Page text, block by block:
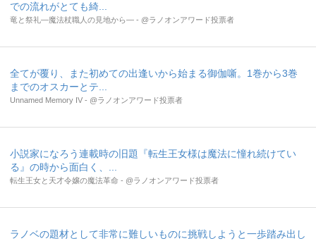
での流れがとても綺...
竜と祭礼―魔法杖職人の見地から― - @ラノオンアワード投票者
全てが覆り、また初めての出逢いから始まる御伽噺。1巻から3巻
までのオスカーとテ...
Unnamed Memory IV - @ラノオンアワード投票者
小説家になろう連載時の旧題『転生王女様は魔法に憧れ続けてい
る』の時から面白く、...
転生王女と天才令嬢の魔法革命 - @ラノオンアワード投票者
ラノベの題材として非常に難しいものに挑戦しようと一歩踏み出し